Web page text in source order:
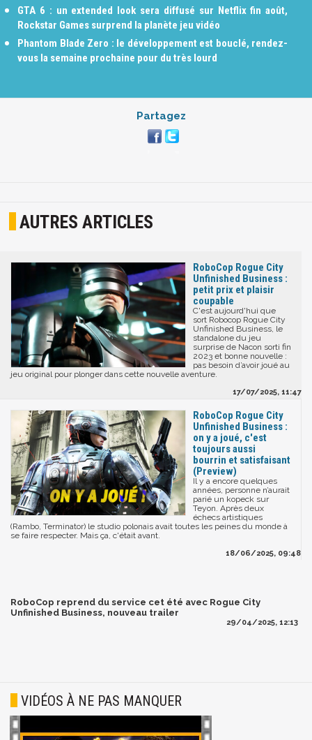
GTA 6 : un extended look sera diffusé sur Netflix fin août,
Rockstar Games surprend la planète jeu vidéo
Phantom Blade Zero : le développement est bouclé, rendez-
vous la semaine prochaine pour du très lourd
Partagez
AUTRES ARTICLES
RoboCop Rogue City
Unfinished Business :
petit prix et plaisir
coupable
C'est aujourd'hui que
sort Robocop Rogue City
Unfinished Business, le
standalone du jeu
surprise de Nacon sorti fin
2023 et bonne nouvelle :
pas besoin d’avoir joué au
jeu original pour plonger dans cette nouvelle aventure.
17/07/2025, 11:47
RoboCop Rogue City
Unfinished Business :
on y a joué, c'est
toujours aussi
bourrin et satisfaisant
(Preview)
Il y a encore quelques
années, personne n’aurait
parié un kopeck sur
Teyon. Après deux
échecs artistiques
(Rambo, Terminator) le studio polonais avait toutes les peines du monde à
se faire respecter. Mais ça, c'était avant.
18/06/2025, 09:48
RoboCop reprend du service cet été avec Rogue City
Unfinished Business, nouveau trailer
29/04/2025, 12:13
VIDÉOS À NE PAS MANQUER